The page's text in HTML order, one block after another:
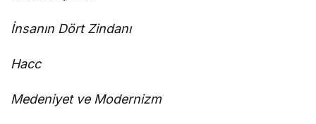
İnsanın Dört Zindanı
Hacc
Medeniyet ve Modernizm